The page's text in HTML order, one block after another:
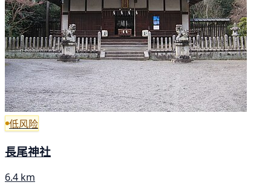
低风险
長尾神社
6.4 km